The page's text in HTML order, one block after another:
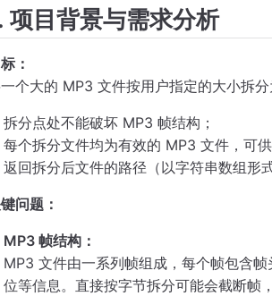
项目背景与需求分析
：
个大的 MP3 文件按用户指定的大小拆
拆分点处不能破坏 MP3 帧结构；
每个拆分文件均为有效的 MP3 文件，可
返回拆分后文件的路径（以字符串数组形
问题：
MP3 帧结构：
MP3 文件由一系列帧组成，每个帧包含
位等信息。直接按字节拆分可能会截断帧